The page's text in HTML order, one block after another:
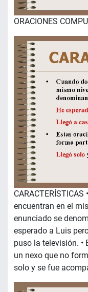
ORACIONES
encuentran en el
enunciado se
esperado a Luis
puso la televisión. •
un nexo que no
solo y se fue